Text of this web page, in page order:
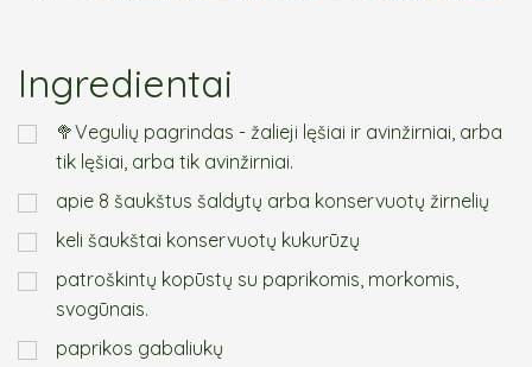
Ingredientai
🥦Vegulių pagrindas - žalieji lęšiai ir avinžirniai, arba
tik lęšiai, arba tik avinžirniai.
apie 8 šaukštus šaldytų arba konservuotų žirnelių
keli šaukštai konservuotų kukurūzų
patroškintų kopūstų su paprikomis, morkomis,
svogūnais.
paprikos gabaliukų